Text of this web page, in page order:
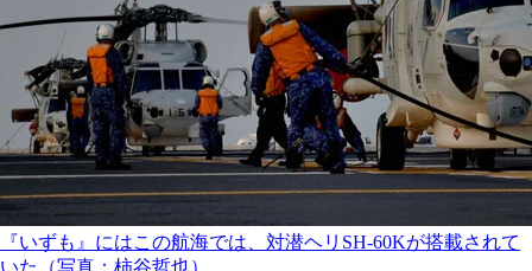
『いずも』にはこの航海では、対潜ヘリSH-60Kが搭載されて
いた（写真：柿谷哲也）